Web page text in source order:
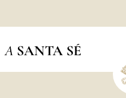
A SANTA SÉ